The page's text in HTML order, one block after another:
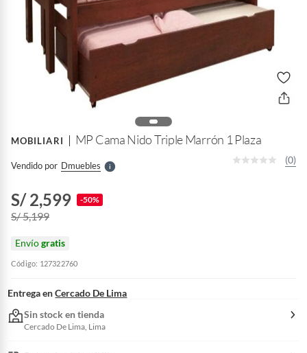
MOBILIARI MP Cama Nido Triple Marrón 1 Plaza
Vendido por DmueblesS
l
l
I
(0)
S/ 2,599 -50%
S/ 5,199
Envíogratis
Código: 127322760
Entrega en Cercado De Lima
Sin stock en tienda
Cercado De Lima, Lima